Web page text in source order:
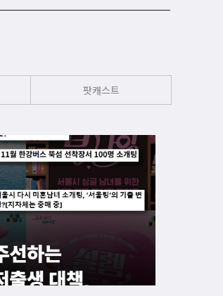
팟캐스트